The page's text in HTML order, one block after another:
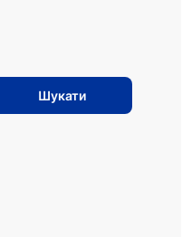
Шукати